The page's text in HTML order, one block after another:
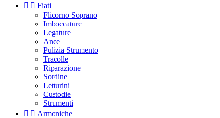
  Fiati
Flicorno Soprano
Imboccature
Legature
Ance
Pulizia Strumento
Tracolle
Riparazione
Sordine
Letturini
Custodie
Strumenti
  Armoniche